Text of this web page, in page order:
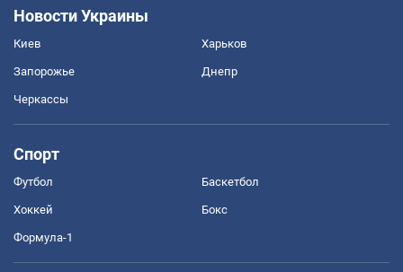
Новости Украины
Киев Харьков
Запорожье Днепр
Черкассы
Спорт
Футбол Баскетбол
Хоккей Бокс
Формула-1